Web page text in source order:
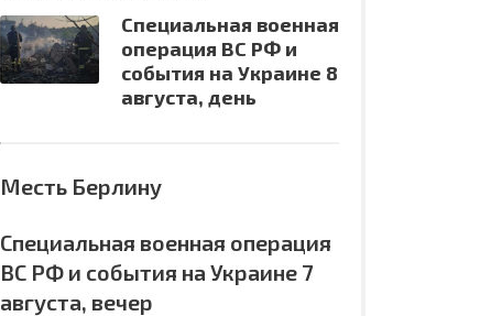
Специальная военная
операция ВС РФ и
события на Украине 8
августа, день
Месть Берлину
Специальная военная операция
ВС РФ и события на Украине 7
августа, вечер